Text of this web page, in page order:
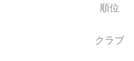
順位
クラブ